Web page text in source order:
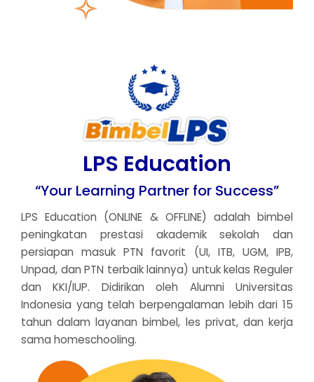
LPS Education
“Your Learning Partner for Success”
LPS Education (ONLINE & OFFLINE) adalah bimbel
peningkatan prestasi akademik sekolah dan
persiapan masuk PTN favorit (UI, ITB, UGM, IPB,
Unpad, dan PTN terbaik lainnya) untuk kelas Reguler
dan KKI/IUP. Didirikan oleh Alumni Universitas
Indonesia yang telah berpengalaman lebih dari 15
tahun dalam layanan bimbel, les privat, dan kerja
sama homeschooling.